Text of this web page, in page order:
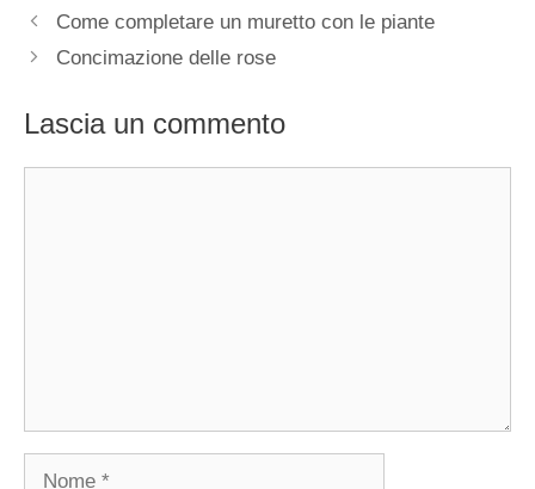
Come completare un muretto con le piante
Concimazione delle rose
Lascia un commento